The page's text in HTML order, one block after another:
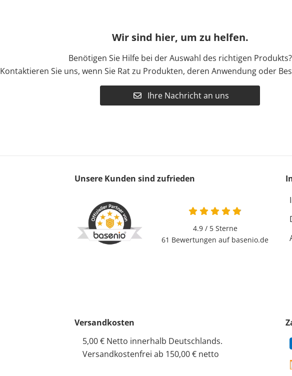
Wir sind hier, um zu helfen.
Benötigen Sie Hilfe bei der Auswahl des richtigen Produkts?
Kontaktieren Sie uns, wenn Sie Rat zu Produkten, deren Anwendung oder
Ihre Nachricht an uns
Unsere Kunden sind zufrieden
4.9 / 5Sterne
61 Bewertungen auf basenio.de
Versandkosten
5,00 € Netto innerhalb Deutschlands.
Versandkostenfrei ab 150,00 € netto